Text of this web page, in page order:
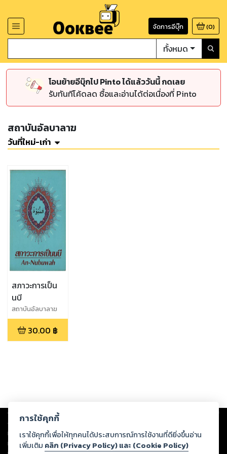
จัดการอีบุ๊ก (0)
ทั้งหมด
โอนย้ายอีบุ๊กไป Pinto ได้แล้ววันนี้ กดเลย
รับทันทีโค้ดลด ซื้อและอ่านได้ต่อเนื่องที่ Pinto
สถาบันอัลบาลาฆ
วันที่ใหม่-เก่า
สภาวะการเป็น
นบี
สถาบันอัลบาลาฆ
30.00 ฿
Copyright © 2026
ต่อผลงานหรือเนื้อหาใดที่อัปโหลดผ่านเว็บไซต์และปรากฏว่าละเมิดสิทธิใน
ทรัพย์สินทางปัญญาของบุคคลอื่นหรือขัดต่อกฎหมายและศีลธรรม ดังนั้น ผู้อ่าน
ทุกท่านโปรดใช้วิจารณญาณในการกลั่นกรองด้วยตนเอง และหากท่านพบว่าส่วน
การใช้คุกกี้
เราใช้คุกกี้เพื่อให้ทุกคนได้ประสบการณ์การใช้งานที่ดียิ่งขึ้นอ่าน
เพิ่มเติม คลิก (Privacy Policy) และ (Cookie Policy)